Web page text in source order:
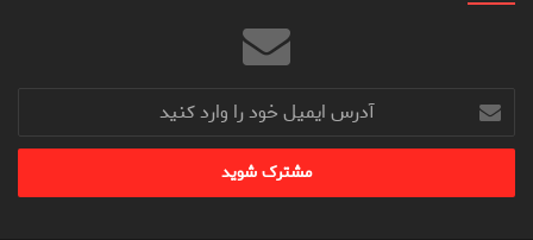
آدرس
ایمیل
خود
وارد